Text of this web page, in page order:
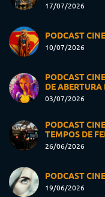
17/07/2026
PODCAST
10/07/2026
PODCAST
DE ABERTURA
03/07/2026
PODCAST
TEMPOS DE
26/06/2026
PODCAST
19/06/2026